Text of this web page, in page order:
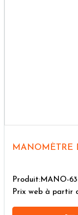
MANOMÈTRE
Produit:MANO-
Prix web à partir